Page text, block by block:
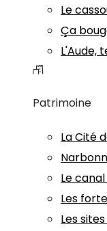
Le
Ça
L'Aude,
Patrimoine
La Cité
Le
Les
Les